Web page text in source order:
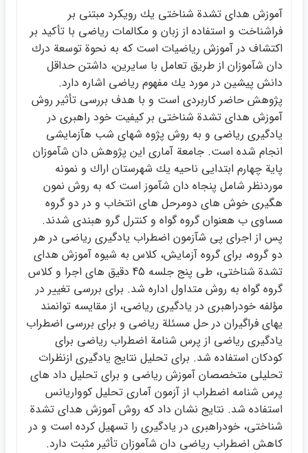
آموزش هداي تشدة شناختي يك رويكرد مبتني بر
فراشناخت و استفاده از زبان و مكالمات رياضي با تأكيد بر
اكتشاف در آموزش رياضيات است كه به نحوة توسعة درك
دان شآموزان از طريق تعامل با سايرين، داشتن حداقل
دانش پيشين در مورد يك مفهوم رياضي اشاره دارد.
پژوهش حاضر كاربردي است و با هدف بررسي تأثير روش
آموزش هداي تشدة شناختي بر كيفيت خود راهبري در
يادگيري رياضي و به روش پژوه شهاي شب هآزمايشي
انجام شده است. جامعة آماري اين پژوهش دان شآموزان
پاية چهارم ابتدايي ناحيه يك شهرستان اراك و نمونه
موردنظر شامل پنجاه دان شآموز است كه به روش نمون
هگيري خوش هاي دومرحل هاي انتخاب و در دو گروه
مساوي ب هعنوان گروه گواه و كنترل گرو هبندي شدند.
پس از اجراي پي شآزمون اضطراب يادگيري رياضي در هر
دو گروه، براي گروه آزمايش، كلاس به شيوه آموزش هداي
تشدة شناختي، طي پنج جلسه 45 دقيق هاي اجرا و كلاس
گروه گواه به روش متداول اداره شد. براي بررسي تغيير در
مؤلفه خودراهبري در يادگيري رياضي، از مقايسه توانمند
يهاي فراگيران در حل مسئلة رياضي و براي بررسي اضطراب
يادگيري رياضي از پرس شنامة اضطراب رياضي براي
كودكان استفاده شد. براي تحليل نتايج يادگيري ازنظرات
تحليلي متخصصان آموزش رياضي و براي تحليل داد هاي
پرس شنامه اضطراب از آزمون آماري تحليل كوواريانس
استفاده شد. نتايج نشان داد كه روش آموزش هداي تشدة
شناختي، خودراهبري در يادگيري را تسهيل كرده است و در
كاهش اضطراب رياضي دان شآموزان تأثير مثبت دارد.